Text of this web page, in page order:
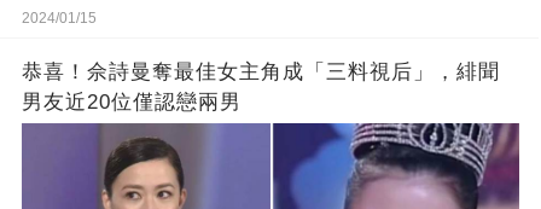
2024/01/15
恭喜！佘詩曼奪最佳女主角成「三料視后」，緋聞
男友近20位僅認戀兩男